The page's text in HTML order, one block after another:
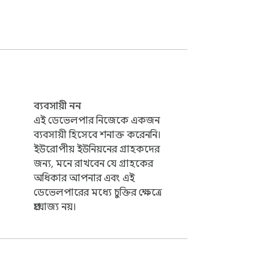
একক এন্ডপয়েন্টের জন্য দ্রুত মক
ব্যবসায়ী নন
এই ডেভেলপার নিজেকে একজন
ব্যবসায়ী হিসেবে শনাক্ত করেননি।
ইউরোপীয় ইউনিয়নের গ্রাহকদের
জন্য, মনে রাখবেন যে গ্রাহকের
অধিকার আপনার এবং এই
ডেভেলপারের মধ্যে চুক্তির ক্ষেত্রে
প্রযোজ্য নয়।